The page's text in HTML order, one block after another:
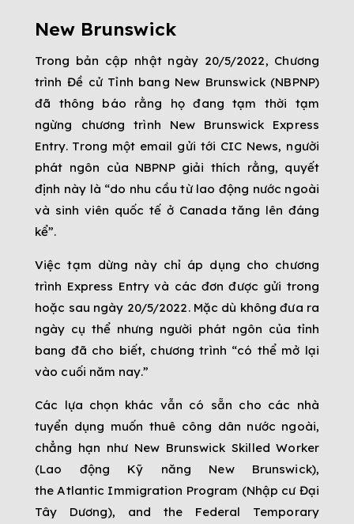
New Brunswick
Trong bản cập nhật ngày 20/5/2022, Chương
trình Đề cử Tỉnh bang New Brunswick (NBPNP)
đã thông báo rằng họ đang tạm thời tạm
ngừng chương trình New Brunswick Express
Entry. Trong một email gửi tới CIC News, người
phát ngôn của NBPNP giải thích rằng, quyết
định này là “do nhu cầu từ lao động nước ngoài
và sinh viên quốc tế ở Canada tăng lên đáng
kể”.
Việc tạm dừng này chỉ áp dụng cho chương
trình Express Entry và các đơn được gửi trong
hoặc sau ngày 20/5/2022. Mặc dù không đưa ra
ngày cụ thể nhưng người phát ngôn của tỉnh
bang đã cho biết, chương trình “có thể mở lại
vào cuối năm nay.”
Các lựa chọn khác vẫn có sẵn cho các nhà
tuyển dụng muốn thuê công dân nước ngoài,
chẳng hạn như New Brunswick Skilled Worker
(Lao động Kỹ năng New Brunswick),
the Atlantic Immigration Program (Nhập cư Đại
Tây Dương), and the Federal Temporary